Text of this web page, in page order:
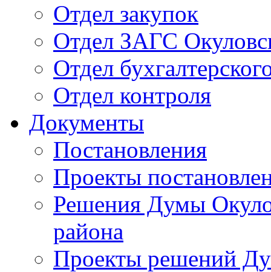
Отдел закупок
Отдел ЗАГС
Отдел
Отдел контроля
Документы
Постановления
Проекты
Решения Думы
района
Проекты решений